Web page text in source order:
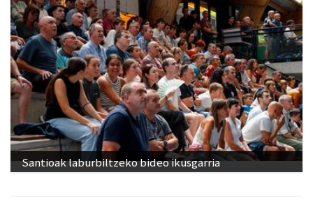
Santioak laburbiltzeko bideo ikusgarria